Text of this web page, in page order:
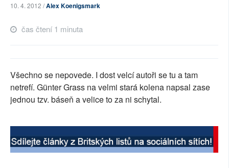
AUTOŘI
RUBRIKY
10. 4. 2012 /Alex Koenigsmark
čas čtení 1 minuta
Všechno se nepovede. I dost velcí autoři se tu a tam
netrefí. Günter Grass na velmi stará kolena napsal zase
jednou tzv. báseň a velice to za ni schytal.